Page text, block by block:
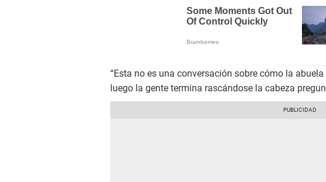
“Esta no es una conversación sobre cómo la
luego la gente termina rascándose la cabeza